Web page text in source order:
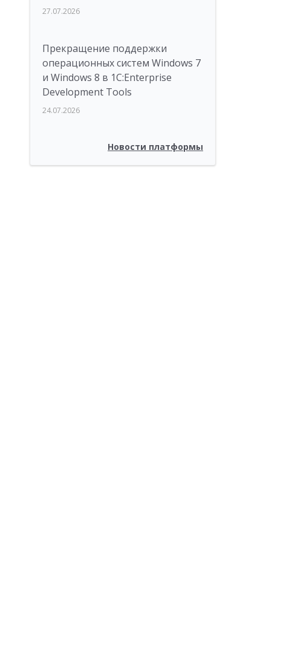
27.07.2026
Прекращение поддержки
операционных систем Windows 7
и Windows 8 в 1C:Enterprise
Development Tools
24.07.2026
Новости платформы